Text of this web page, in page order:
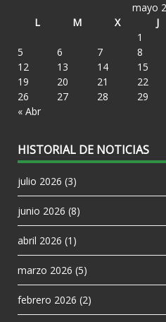
mayo
L
M X J
« Abr
1
5
6 7 8
12
13 14 15
19
20 21 22
26
27 28 29
HISTORIAL DE NOTICIAS
julio 2026 (3)
junio 2026 (8)
abril 2026 (1)
marzo 2026 (5)
febrero 2026 (2)